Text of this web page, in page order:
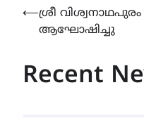
Post
navigation
⟵ശ്രീ
ആഘോഷിച്ചു
Recent